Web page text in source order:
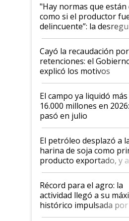
"Hay normas que están
como si el productor
delincuente”: la
al Congreso Aapresid y
habló del
Cayó la recaudación por
retenciones: el
explicó los motivos
El campo ya liquidó más
16.000 millones en
pasó en julio
El petróleo desplazó a
harina de soja como
producto exportado, y
el agro aportó casi seis
diez dólares y sostuvo el
liderazgo en un semestre
récord
Récord para el agro: la
actividad llegó a su
histórico impulsada por
cosecha y las